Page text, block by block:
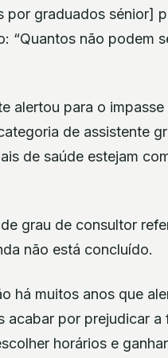
por graduados sénior]
“Quantos não podem
alertou para o
de assistente
de saúde estejam
grau de consultor
não está concluído.
há muitos anos que
por prejudicar a
horários e